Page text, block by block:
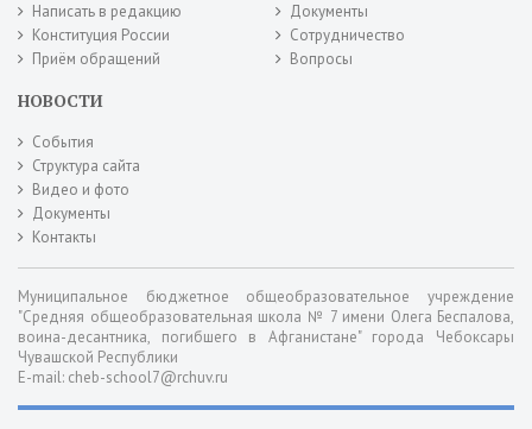
Написать в редакцию
Конституция России
Приём обращений
Документы
Сотрудничество
Вопросы
НОВОСТИ
События
Структура сайта
Видео и фото
Документы
Контакты
Муниципальное бюджетное общеобразовательное учреждение
"Средняя общеобразовательная школа № 7 имени Олега Беспалова,
воина-десантника, погибшего в Афганистане" города Чебоксары
Чувашской Республики
E-mail: cheb-school7@rchuv.ru